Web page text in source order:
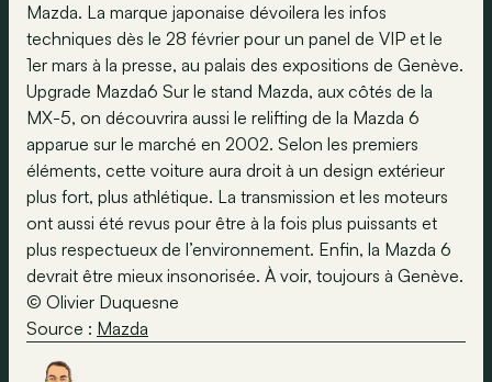
Mazda. La marque japonaise dévoilera les infos
techniques dès le 28 février pour un panel de VIP et le
1er mars à la presse, au palais des expositions de Genève.
Upgrade Mazda6 Sur le stand Mazda, aux côtés de la
MX-5, on découvrira aussi le relifting de la Mazda 6
apparue sur le marché en 2002. Selon les premiers
éléments, cette voiture aura droit à un design extérieur
plus fort, plus athlétique. La transmission et les moteurs
ont aussi été revus pour être à la fois plus puissants et
plus respectueux de l’environnement. Enfin, la Mazda 6
devrait être mieux insonorisée. À voir, toujours à Genève.
© Olivier Duquesne
Source : Mazda